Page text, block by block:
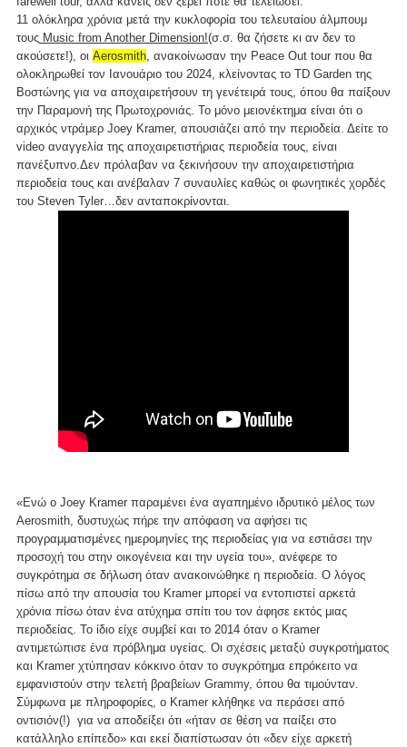
11 ολόκληρα χρόνια μετά την κυκλοφορία του τελευταίου άλμπουμ
τους Music from Another Dimension!(σ.σ. θα ζήσετε κι αν δεν το
ακούσετε!), οι Aerosmith, ανακοίνωσαν την Peace Out tour που θα
ολοκληρωθεί τον Ιανουάριο του 2024, κλείνοντας το TD Garden της
Βοστώνης για να αποχαιρετήσουν τη γενέτειρά τους, όπου θα παίξουν
την Παραμονή της Πρωτοχρονιάς. Το μόνο μειονέκτημα είναι ότι ο
αρχικός ντράμερ Joey Kramer, απουσιάζει από την περιοδεία. Δείτε το
video αναγγελία της αποχαιρετιστήριας περιοδεία τους, είναι
πανέξυπνο.Δεν πρόλαβαν να ξεκινήσουν την αποχαιρετιστήρια
περιοδεία τους και ανέβαλαν 7 συναυλίες καθώς οι φωνητικές χορδές
του Steven Tyler…δεν ανταποκρίνονται.
«Ενώ ο Joey Kramer παραμένει ένα αγαπημένο ιδρυτικό μέλος των
Aerosmith, δυστυχώς πήρε την απόφαση να αφήσει τις
προγραμματισμένες ημερομηνίες της περιοδείας για να εστιάσει την
προσοχή του στην οικογένεια και την υγεία του», ανέφερε το
συγκρότημα σε δήλωση όταν ανακοινώθηκε η περιοδεία. Ο λόγος
πίσω από την απουσία του Kramer μπορεί να εντοπιστεί αρκετά
χρόνια πίσω όταν ένα ατύχημα σπίτι του τον άφησε εκτός μιας
περιοδείας. Το ίδιο είχε συμβεί και το 2014 όταν ο Kramer
αντιμετώπισε ένα πρόβλημα υγείας. Οι σχέσεις μεταξύ συγκροτήματος
και Kramer χτύπησαν κόκκινο όταν το συγκρότημα επρόκειτο να
εμφανιστούν στην τελετή βραβείων Grammy, όπου θα τιμούνταν.
Σύμφωνα με πληροφορίες, ο Kramer κλήθηκε να περάσει από
οντισιόν(!) για να αποδείξει ότι «ήταν σε θέση να παίξει στο
κατάλληλο επίπεδο» και εκεί διαπίστωσαν ότι «δεν είχε αρκετή